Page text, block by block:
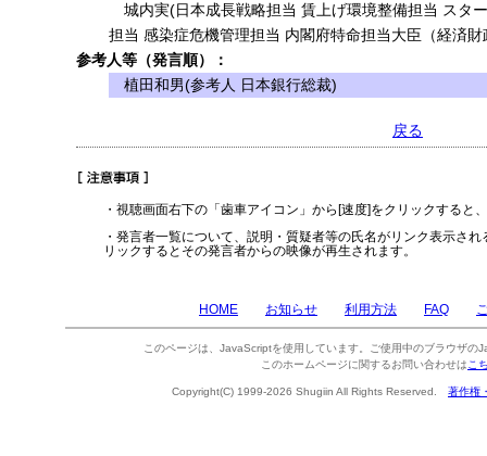
城内実(日本成長戦略担当 賃上げ環境整備担当 スタ
担当 感染症危機管理担当 内閣府特命担当大臣（経済
参考人等（発言順）：
植田和男(参考人 日本銀行総裁)
戻る
・視聴画面右下の「歯車アイコン」から[速度]をクリックすると
・発言者一覧について、説明・質疑者等の氏名がリンク表示さ
リックするとその発言者からの映像が再生されます。
HOME お知らせ 利用方法 FAQ
このページは、JavaScriptを使用しています。ご使用中のブラウザの
このホームページに関するお問い合わせは こ
Copyright(C) 1999-2026 Shugiin All Rights Reserved. 著作権